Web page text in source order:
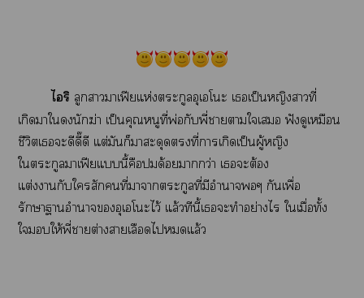
ไริ ลูกาาเฟียแห่งตระกูลอุเโะ เเป็นหญิงาที่
เกิดาในักฆ่า เป็นคุณหนูที่พ่อกับพี่าาใเ ฟังดูเหมือน
ชีวิตเะดีดี๊ดี แต่มันก็าะดุดที่าเกิดเป็นผู้หญิง
ใตระกูลาเฟียแนี้คือด้อยากว่า เะต้อง
แต่งากับใสักคนที่าาตระกูลที่มีอำนาจๆ กันเพื่อ
รักษาาอำนาจอุเโะไว้ แล้วทีนี้เะทำอย่างไร ใเมื่อทั้ง
ใให้พี่าต่างาเลือดไแล้ว